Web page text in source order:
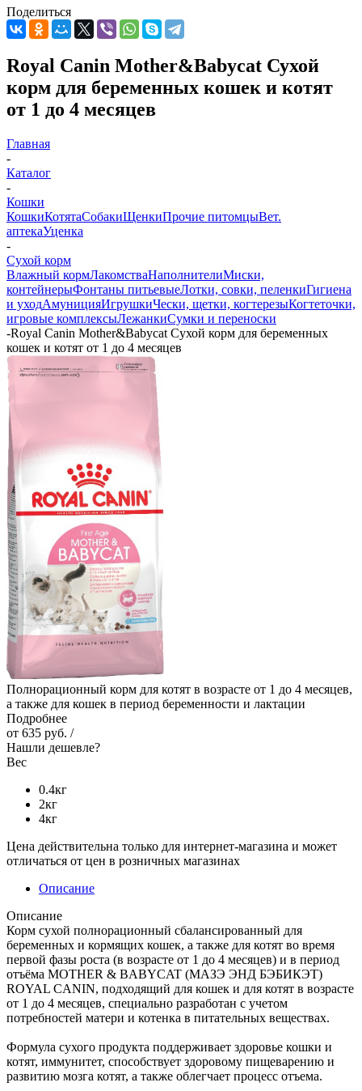
Поделиться
Royal Canin Mother&Babycat Сухой
корм для беременных кошек и котят
от 1 до 4 месяцев
Главная
-
Каталог
-
Кошки
КошкиКотятаСобакиЩенкиПрочие питомцыВет.
аптекаУценка
-
Сухой корм
Влажный кормЛакомстваНаполнителиМиски,
контейнерыФонтаны питьевыеЛотки, совки, пеленкиГигиена
и уходАмуницияИгрушкиЧески, щетки, когтерезыКогтеточки,
игровые комплексыЛежанкиСумки и переноски
-Royal Canin Mother&Babycat Сухой корм для беременных
кошек и котят от 1 до 4 месяцев
Полнорационный корм для котят в возрасте от 1 до 4 месяцев,
а также для кошек в периoд беременности и лактации
Подробнее
от 635 руб. /
Нашли дешевле?
Вес
0.4кг
2кг
4кг
Цена действительна только для интернет-магазина и может
отличаться от цен в розничных магазинах
Описание
Описание
Корм сухой полнорационный сбалансированный для
беременных и кормящих кошек, а также для котят во время
первой фазы роста (в возрасте от 1 до 4 месяцев) и в период
отъёма MOTHER & BABYCAT (МАЗЭ ЭНД БЭБИКЭТ)
ROYAL CANIN, подходящий для кошек и для котят в возрасте
от 1 до 4 месяцев, специально разработан с учетом
потребностей матери и котенка в питательных веществах.
Формула сухого продукта поддерживает здоровье кошки и
котят, иммунитет, способствует здоровому пищеварению и
развитию мозга котят, а также облегчает процесс отъема.